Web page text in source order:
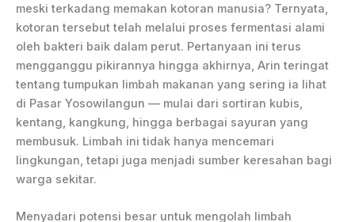
meski terkadang memakan kotoran manusia? Ternyata,
kotoran tersebut telah melalui proses fermentasi alami
oleh bakteri baik dalam perut. Pertanyaan ini terus
mengganggu pikirannya hingga akhirnya, Arin teringat
tentang tumpukan limbah makanan yang sering ia lihat
di Pasar Yosowilangun — mulai dari sortiran kubis,
kentang, kangkung, hingga berbagai sayuran yang
membusuk. Limbah ini tidak hanya mencemari
lingkungan, tetapi juga menjadi sumber keresahan bagi
warga sekitar.
Menyadari potensi besar untuk mengolah limbah